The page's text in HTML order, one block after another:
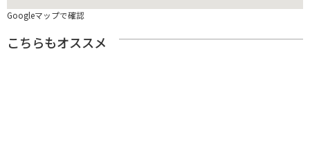
Googleマップで確認
こちらもオススメ